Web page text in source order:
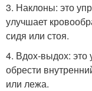
3. Наклоны: это
улучшает
сидя или стоя.
4. Вдох-выдох: это
обрести
или лежа.